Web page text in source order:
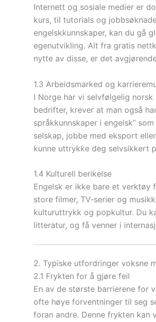
Internett og sosiale medier er
kurs, til tutorials og
engelskkunnskaper, kan du gå
egenutvikling. Alt fra gratis
nytte av disse, er det
1.3 Arbeidsmarked og
I Norge har vi selvfølgelig
bedrifter, krever at man også
språkkunnskaper i engelsk”
selskap, jobbe med eksport
kunne uttrykke deg selvsikkert
1.4 Kulturell berikelse
Engelsk er ikke bare et verktøy
store filmer, TV-serier og
kulturuttrykk og popkultur. Du
litteratur, og få venner i
2. Typiske utfordringer voksne
2.1 Frykten for å gjøre feil
En av de største barrierene for
ofte høye forventninger til seg
foran andre. Denne frykten